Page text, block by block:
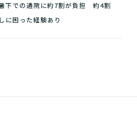
下での通院に約7割が負担 約4割
に困った経験あり